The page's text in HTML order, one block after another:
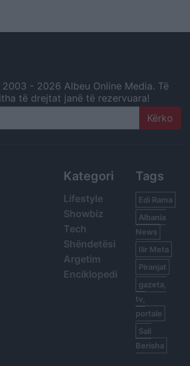
- 2026 Albeu Online Media. Të
të drejtat janë të rezervuara!
Kategori
Lifestyle
Showbiz
Tech
Shëndetësi
Argetim
Enciklopedi
Tags
Edi Rama
Albania
News
Ilir Meta
Piranjat
gazeta,
tv,
portale
Sali
Berisha